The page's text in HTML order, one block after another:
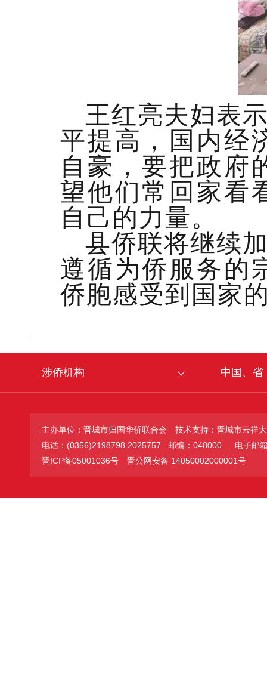
王红亮夫妇表
平提高，国内经
自豪，要把政府
望他们常回家看
自己的力量。
县侨联将继续
遵循为侨服务的
侨胞感受到国家
涉侨机构 中国、省
主办单位：晋城市归国华侨联合会
技术支持：晋城市云祥
电话：(0356)2198798 2025757 邮编：048000
电子邮
晋ICP备05001036号
晋公网安备 14050002000001号